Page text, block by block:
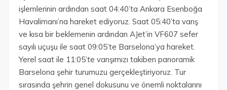
işlemlerinin ardından saat 04:40’ta Ankara Esenboğa
Havalimanı’na hareket ediyoruz. Saat 05:40’ta varış
ve kısa bir beklemenin ardından AJet’in VF607 sefer
sayılı uçuşu ile saat 09:05’te Barselona’ya hareket.
Yerel saat ile 11:05’te varışımızı takiben panoramik
Barselona şehir turumuzu gerçekleştiriyoruz. Tur
sırasında şehrin genel dokusunu ve önemli noktalarını